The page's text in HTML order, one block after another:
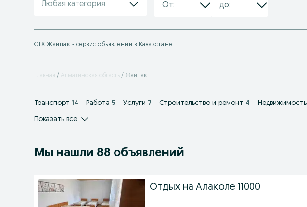
Любая категория
OLX Жайпак - сервис объявлений в Казахстане
Главная Алматинская область Жайпак
Транспорт 14 Работа 5 Услуги 7 Строительство и ремонт 4 Недвижимость
Показать все
Мы нашли 88 объявлений
Отдых на Алаколе 11000